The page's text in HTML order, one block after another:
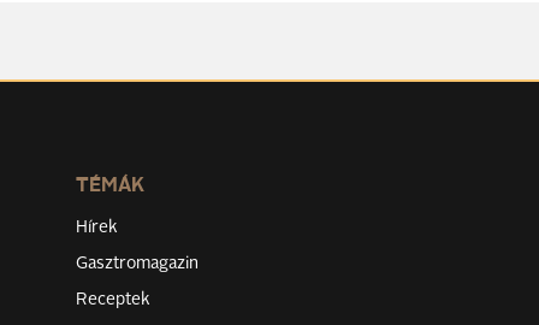
TÉMÁK
Hírek
Gasztromagazin
Receptek